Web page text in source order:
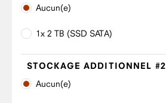
Aucun(e)
1x 2 TB (SSD SATA)
STOCKAGE ADDITIONNEL #2
Aucun(e)